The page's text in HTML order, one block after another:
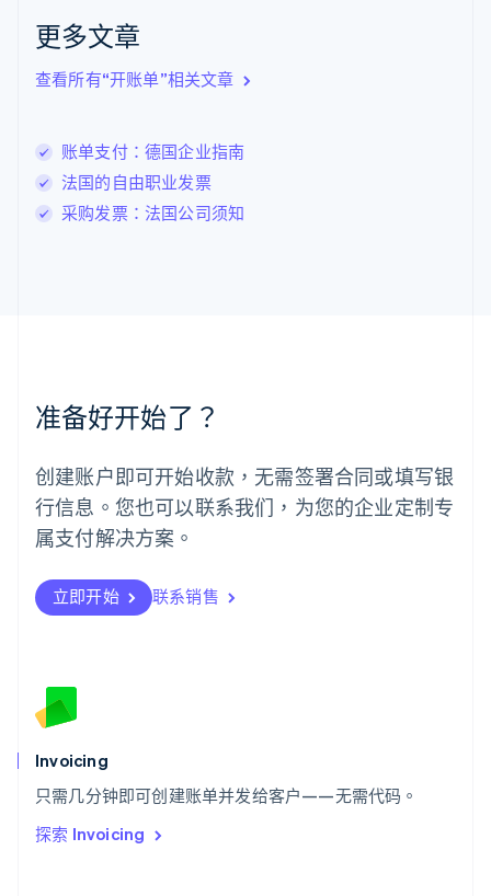
更多文章
查看所有“开账单”相关文章
账单支付：德国企业指南
法国的自由职业发票
采购发票：法国公司须知
准备好开始了？
创建账户即可开始收款，无需签署合同或填写银
行信息。您也可以联系我们，为您的企业定制专
属支付解决方案。
立即开始 联系销售
Invoicing
只需几分钟即可创建账单并发给客户——无需代码。
探索 Invoicing
立陶宛
列支敦士登
Français DeutschEnglish
罗马尼亚
English
马尔他
English
葡萄牙
日本
日本語English
瑞典
SvenskaEnglish
Deutsch FrançaisItaliano English
塞浦路斯
English
ไทยEnglish
希腊
English
西班牙